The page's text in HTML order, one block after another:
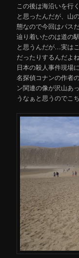
この後は海沿いを行
と思ったんだが、山
態なので今回はパス
辿り着いたのは道の
と思うんだが…実は
だったりするんだよ
日本の殺人事件現場
名探偵コナンの作者
ン関連の像が沢山あ
うなぁと思うのでこ